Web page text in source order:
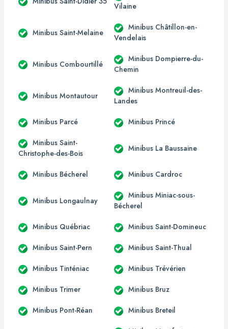
Vilaine
Minibus Saint-Melaine
Minibus Châtillon-en-
Vendelais
Minibus Combourtillé
Minibus Dompierre-du-
Chemin
Minibus Montautour
Minibus Montreuil-des-
Landes
Minibus Parcé Minibus Princé
Minibus Saint-
Christophe-des-Bois
Minibus La Baussaine
Minibus Bécherel Minibus Cardroc
Minibus Longaulnay
Minibus Miniac-sous-
Bécherel
Minibus Québriac Minibus Saint-Domineuc
Minibus Saint-Pern Minibus Saint-Thual
Minibus Tinténiac Minibus Trévérien
Minibus Trimer Minibus Bruz
Minibus Pont-Réan Minibus Breteil